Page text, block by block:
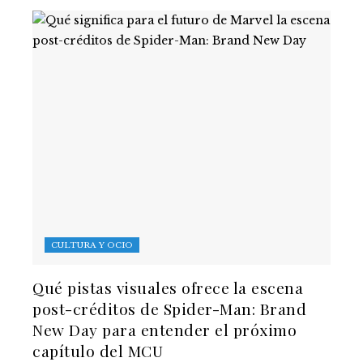
CULTURA Y OCIO
Qué pistas visuales ofrece la escena
post-créditos de Spider-Man: Brand
New Day para entender el próximo
capítulo del MCU